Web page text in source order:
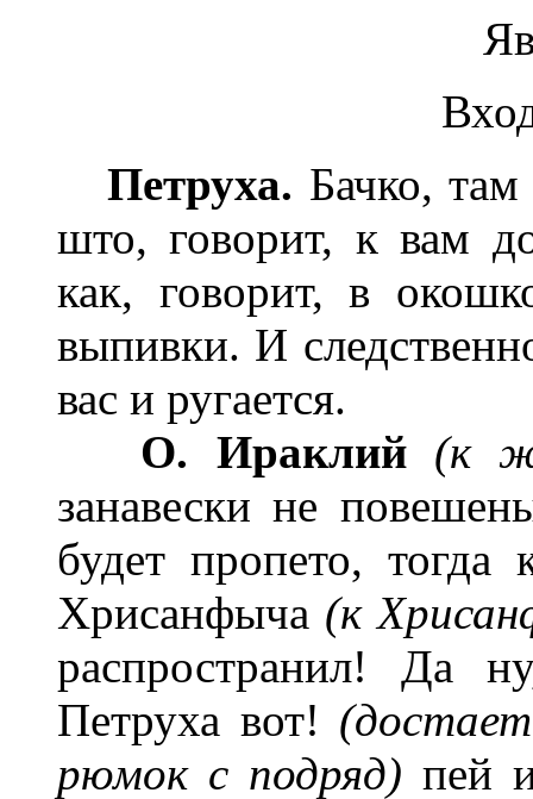
Петруха. Бачко,
што, говорит, к вам
как, говорит, в
выпивки. И
вас и ругается.
О. Ираклий (к
занавески не
будет пропето, тогда
Хрисанфыча (к
распространил! Да
Петруха вот!
рюмок с подряд) пей